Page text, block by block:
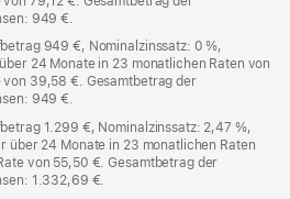
949 €.
949 €, Nominalzinssatz: 0 %,
24 Monate in 23 monatlichen Raten von
39,58 €. Gesamtbetrag der
949 €.
1.299 €, Nominalzinssatz: 2,47 %,
über 24 Monate in 23 monatlichen Raten
von 55,50 €. Gesamtbetrag der
1.332,69 €.